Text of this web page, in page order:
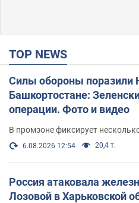
TOP NEWS
Силы обороны поразили
Башкортостане:
операции. Фото и видео
В промзоне фиксирует
6.08.2026 12:54 20,4 т.
Россия атаковала
Лозовой в Харьковской